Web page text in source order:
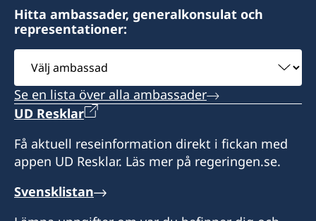
Hitta ambassader, generalkonsulat och
representationer:
Välj
ambassad
Se en lista över alla ambassader
UD Resklar
Få aktuell reseinformation direkt i fickan med
appen UD Resklar. Läs mer på regeringen.se.
Svensklistan